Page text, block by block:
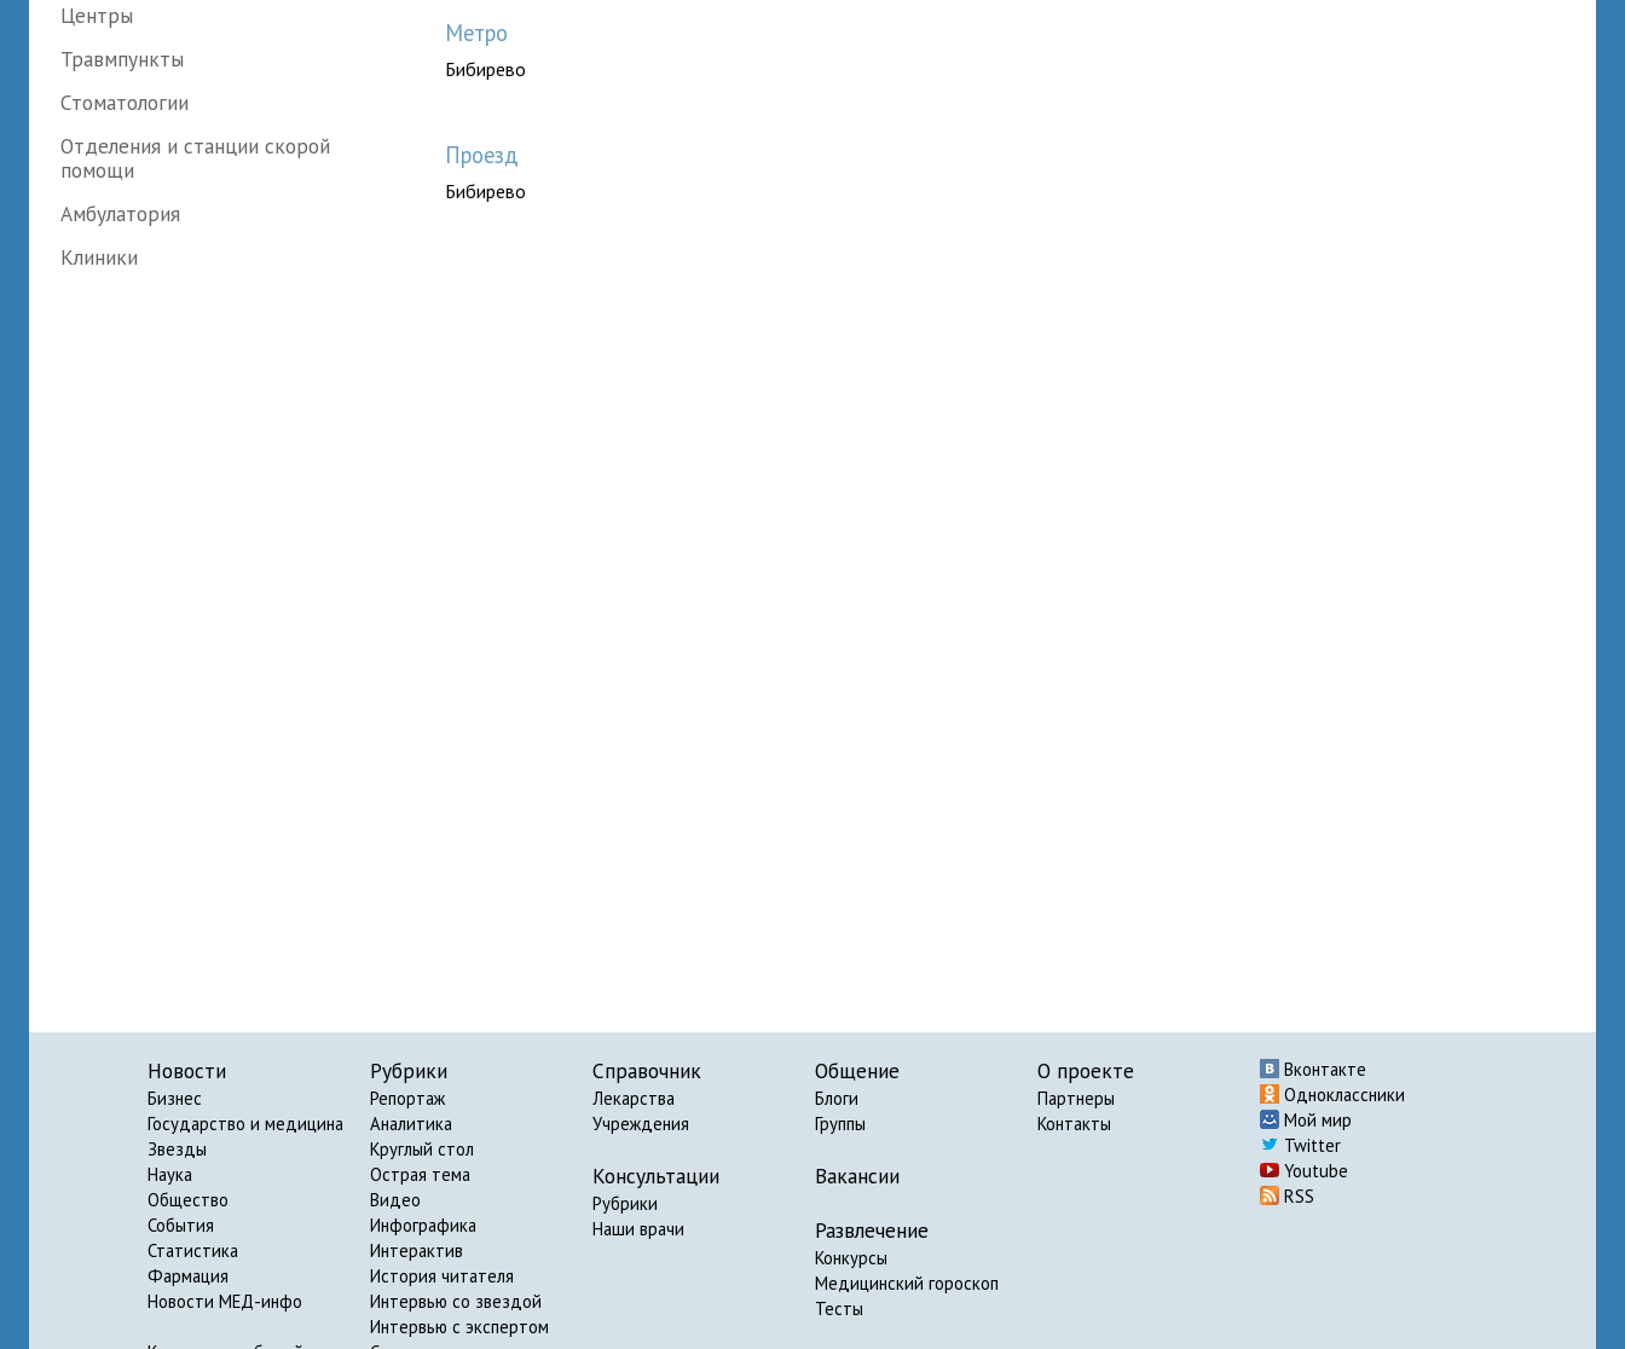
Центры
Травмпункты
Стоматологии
Отделения и станции скорой
помощи
Амбулатория
Клиники
Метро
Бибирево
Проезд
Бибирево
Новости
Бизнес
Государство и медицина
Звезды
Наука
Общество
События
Статистика
Фармация
Новости МЕД-инфо
Рубрики
Репортаж
Аналитика
Круглый стол
Острая тема
Видео
Инфографика
Интерактив
История читателя
Интервью со звездой
Интервью с экспертом
Справочник
Лекарства
Учреждения
Консультации
Рубрики
Наши врачи
Общение
Блоги
Группы
Вакансии
Развлечение
Конкурсы
Медицинский гороскоп
Тесты
О проекте
Партнеры
Контакты
Вконтакте
Одноклассники
Мой мир
Twitter
Youtube
RSS